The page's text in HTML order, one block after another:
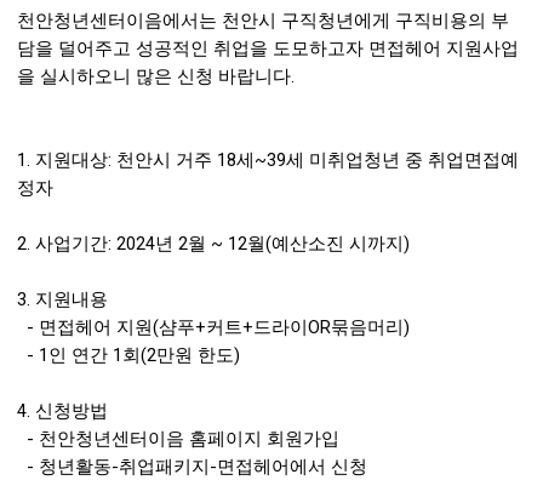
천안청년센터이음에서는 천안시 구직청년에게 구직비용의 부
담을 덜어주고 성공적인 취업을 도모하고자 면접헤어 지원사업
을 실시하오니 많은 신청 바랍니다.
1. 지원대상: 천안시 거주 18세~39세 미취업청년 중 취업면접예
정자
2. 사업기간: 2024년 2월 ~ 12월(예산소진 시까지)
3. 지원내용
- 면접헤어 지원(샴푸+커트+드라이OR묶음머리)
- 1인 연간 1회(2만원 한도)
4. 신청방법
- 천안청년센터이음 홈페이지 회원가입
- 청년활동-취업패키지-면접헤어에서 신청